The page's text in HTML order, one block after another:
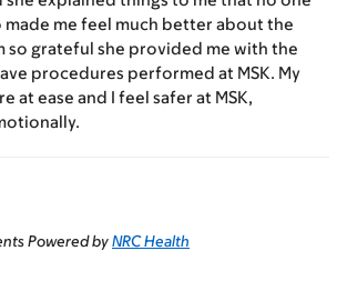
made me feel much better about the
so grateful she provided me with the
procedures performed at MSK. My
at ease and I feel safer at MSK,
Powered byNRC Health